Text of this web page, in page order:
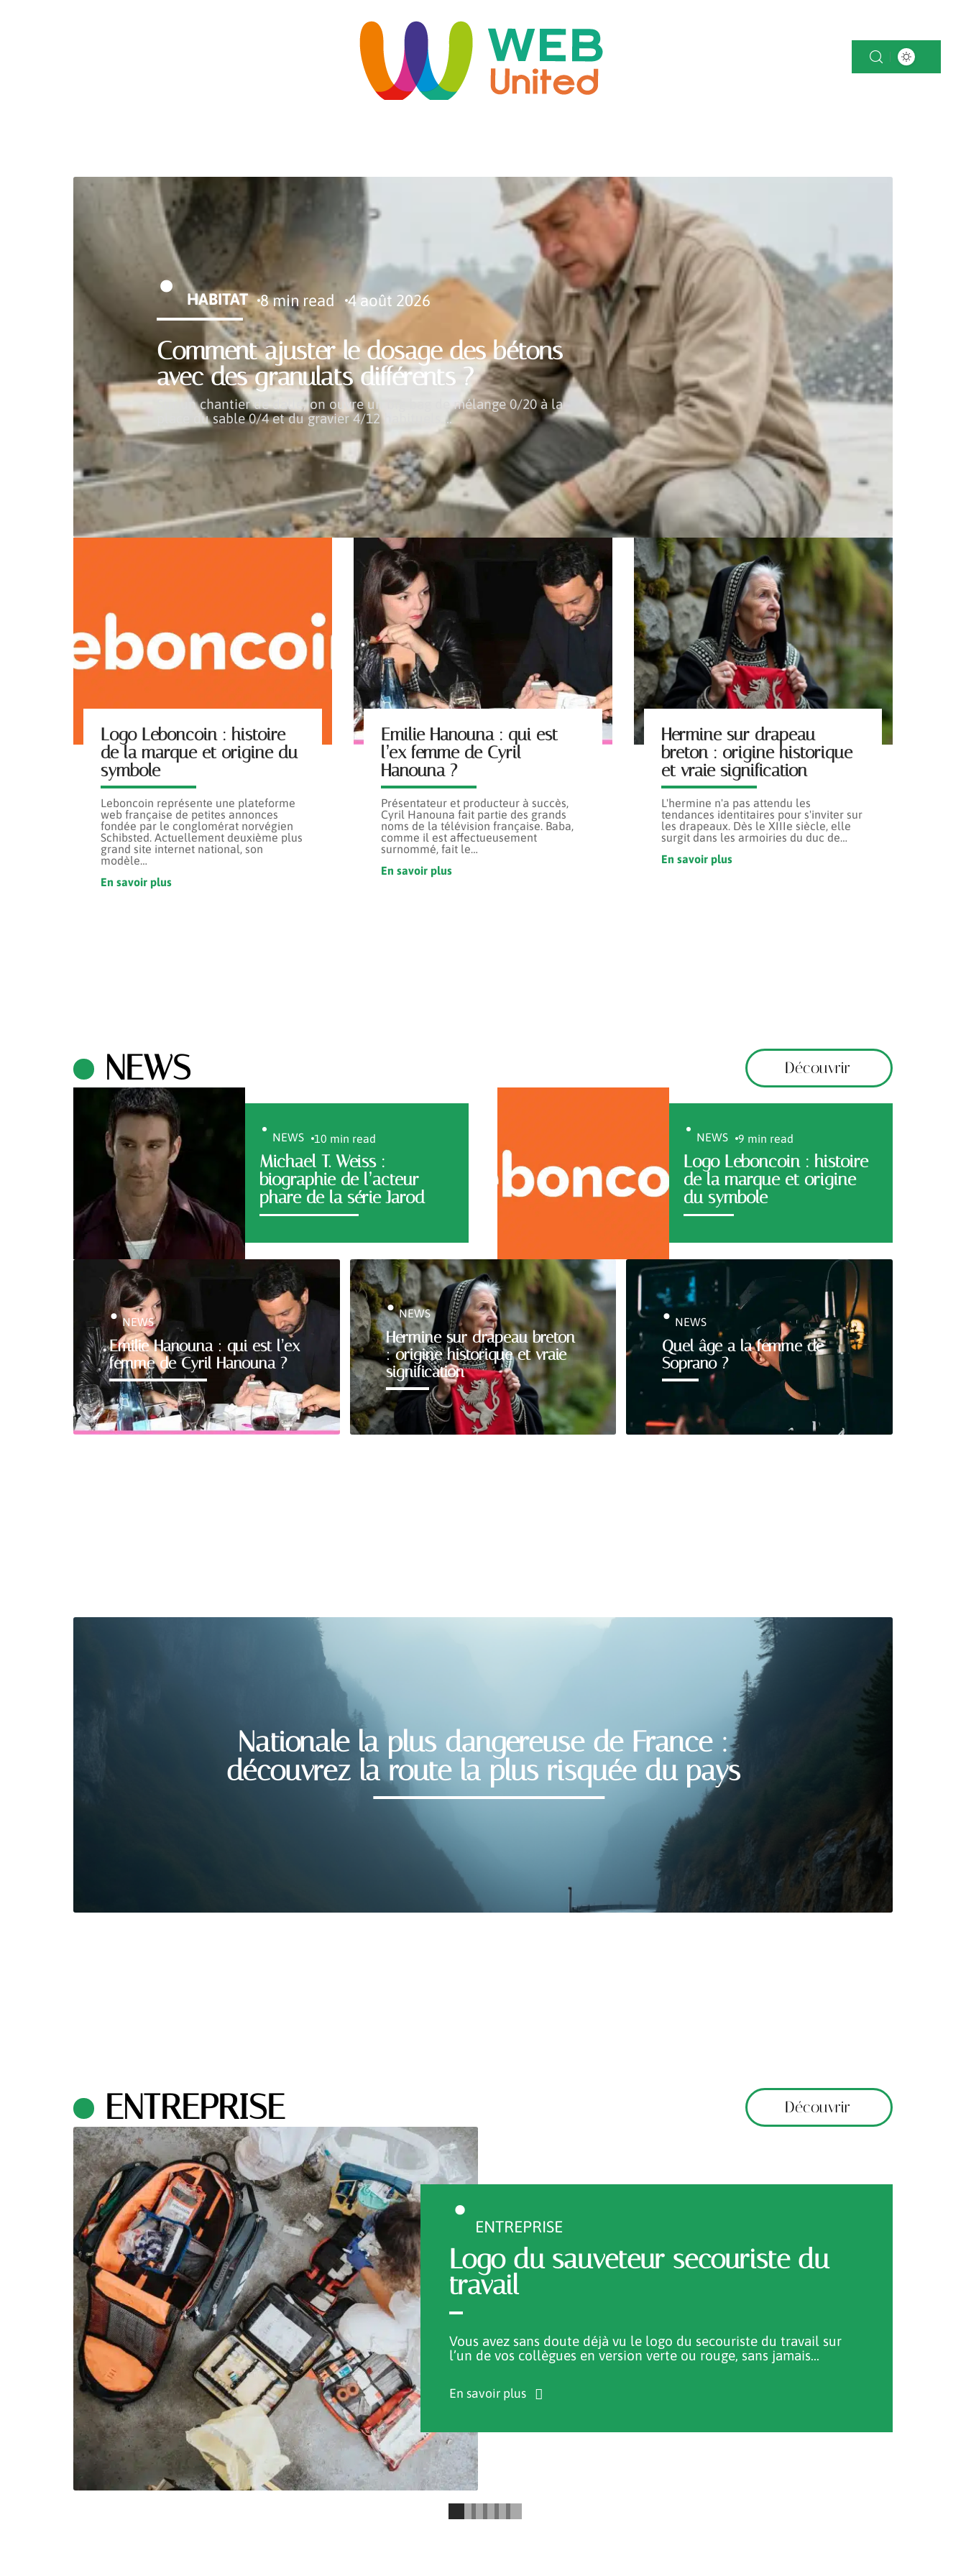
Comment ajuster le dosage des bétons
avec des granulats différents ?
Sur un chantier de dalle, on ouvre un big bag de mélange 0/20 à la
place du sable 0/4 et du gravier 4/12 habituels.
…
HABITAT 8 min read 4 août 2026
Logo Leboncoin : histoire
de la marque et origine du
symbole
Leboncoin représente une plateforme
web française de petites annonces
fondée par le conglomérat norvégien
Schibsted. Actuellement deuxième plus
grand site internet national, son
modèle
En savoir plus
Emilie Hanouna : qui est
l’ex femme de Cyril
Hanouna ?
Présentateur et producteur à succès,
Cyril Hanouna fait partie des grands
noms de la télévision française. Baba,
comme il est affectueusement
surnommé, fait le
En savoir plus
Hermine sur drapeau
breton : origine historique
et vraie signification
L'hermine n'a pas attendu les
tendances identitaires pour s'inviter sur
les drapeaux. Dès le XIIIe siècle, elle
surgit dans les armoiries du duc de
En savoir plus
NEWS Découvrir
NEWS 10 min read
Michael T. Weiss :
biographie de l’acteur
phare de la série Jarod
NEWS 9 min read
Logo Leboncoin : histoire
de la marque et origine
du symbole
Emilie Hanouna : qui est l’ex
femme de Cyril Hanouna ?
NEWS
Hermine sur drapeau breton
: origine historique et vraie
signification
NEWS
Quel âge a la femme de
Soprano ?
NEWS
Nationale la plus dangereuse de France :
découvrez la route la plus risquée du pays
ENTREPRISE Découvrir
ENTREPRISE
Logo du sauveteur secouriste du
travail
Vous avez sans doute déjà vu le logo du secouriste du travail sur
l’un de vos collègues en version verte ou rouge, sans jamais…
En savoir plus